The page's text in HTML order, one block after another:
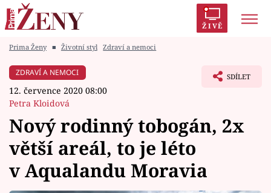
ŽIVĚ
Módní alarm
Zrádci
Témata
Celebrity
Prima Ženy ■ Životní styl Zdraví a nemoci
ZDRAVÍ A NEMOCI
12. července 2020 08:00
Petra Kloidová
SDÍLET
Nový rodinný tobogán, 2x
větší areál, to je léto
v Aqualandu Moravia